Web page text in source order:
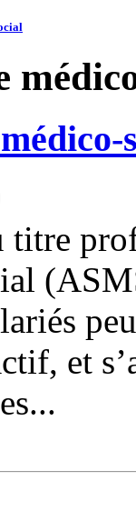
titre
et